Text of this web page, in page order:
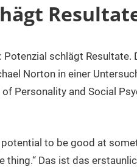
schlägt Resultate.
Norton in einer
Personality and Social
to be good at
Das ist das